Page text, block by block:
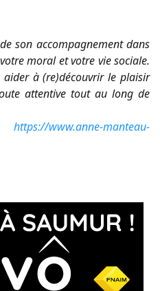
son accompagnement dans
moral et votre vie sociale.
à (re)découvrir le plaisir
attentive tout au long de
https://www.anne-manteau-